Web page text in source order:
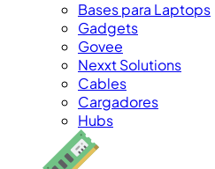
Bases para Laptops
Gadgets
Govee
Nexxt Solutions
Cables
Cargadores
Hubs